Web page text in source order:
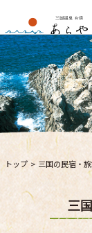
トップ > 三国の民宿・
三